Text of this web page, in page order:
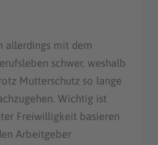
allerdings mit dem
schwer, weshalb
Mutterschutz so lange
Wichtig ist
Freiwilligkeit basieren
Arbeitgeber